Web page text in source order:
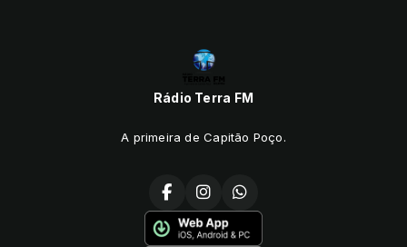
Rádio Terra FM
A primeira de Capitão Poço.